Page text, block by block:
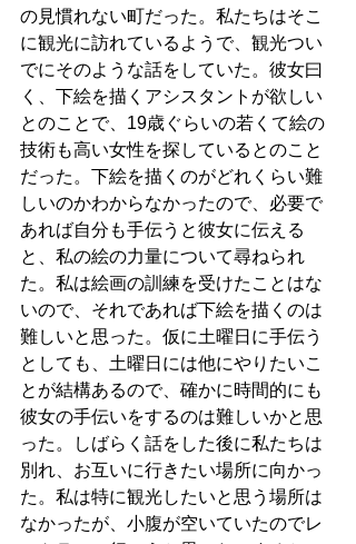
の見慣れない町だった。私たちはそこ
に観光に訪れているようで、観光つい
でにそのような話をしていた。彼女曰
く、下絵を描くアシスタントが欲しい
とのことで、19歳ぐらいの若くて絵の
技術も高い女性を探しているとのこと
だった。下絵を描くのがどれくらい難
しいのかわからなかったので、必要で
あれば自分も手伝うと彼女に伝える
と、私の絵の力量について尋ねられ
た。私は絵画の訓練を受けたことはな
いので、それであれば下絵を描くのは
難しいと思った。仮に土曜日に手伝う
としても、土曜日には他にやりたいこ
とが結構あるので、確かに時間的にも
彼女の手伝いをするのは難しいかと思
った。しばらく話をした後に私たちは
別れ、お互いに行きたい場所に向かっ
た。私は特に観光したいと思う場所は
なかったが、小腹が空いていたのでレ